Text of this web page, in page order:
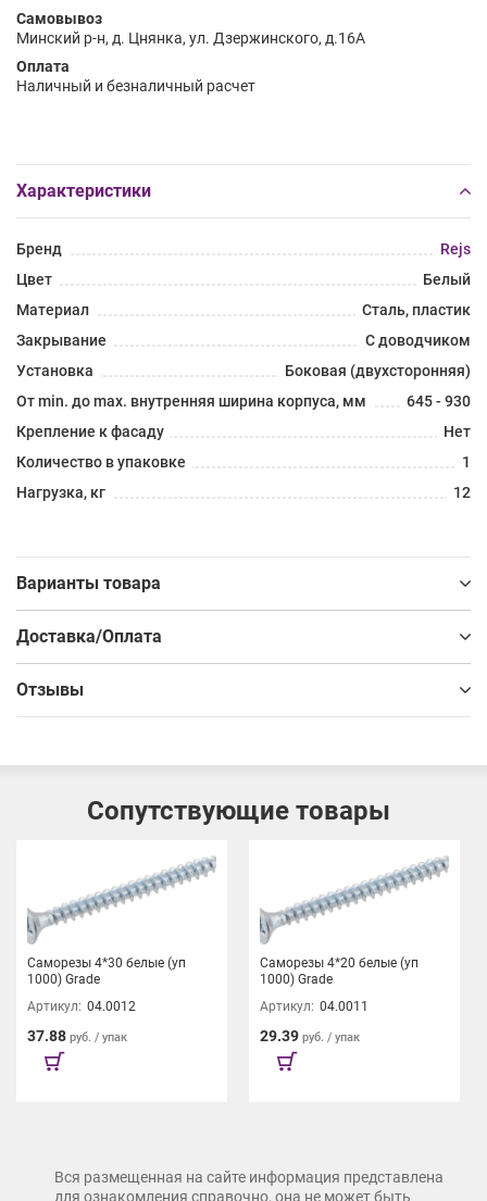
Самовывоз
Минский р-н, д. Цнянка, ул. Дзержинского, д.16А
Оплата
Наличный и безналичный расчет
Характеристики
Бренд
Rejs
Цвет
Белый
Материал
Сталь, пластик
Закрывание
С доводчиком
Установка
Боковая (двухсторонняя)
От min. до max. внутренняя ширина корпуса, мм
645 - 930
Крепление к фасаду
Нет
Количество в упаковке
1
Нагрузка, кг
12
Варианты товара
Доставка/Оплата
Отзывы
Сопутствующие товары
Саморезы 4*30 белые (уп
1000) Grade
Артикул: 04.0012
37.88 руб. / упак
Саморезы 4*20 белые (уп
1000) Grade
Артикул: 04.0011
29.39 руб. / упак
Вся размещенная на сайте информация представлена
для ознакомления справочно, она не может быть